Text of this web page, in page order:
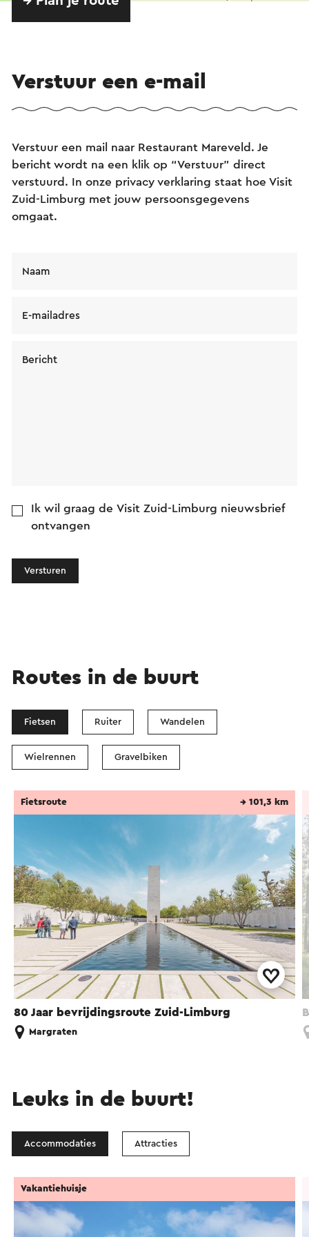
Verstuur een e-mail
Verstuur een mail naar Restaurant Mareveld. Je
bericht wordt na een klik op “Verstuur” direct
verstuurd. In onze privacy verklaring staat hoe Visit
Zuid-Limburg met jouw persoonsgegevens
omgaat.
Naam
E-mailadres
Bericht
Ik wil graag de Visit Zuid-Limburg nieuwsbrief
ontvangen
Versturen
Routes in de buurt
Fietsen Ruiter Wandelen
Wielrennen Gravelbiken
80 Jaar bevrijdingsroute Zuid-Limburg
Fietsroute → 101,3 km
Margraten
Leuks in de buurt!
Accommodaties Attracties
Vakantiehuisje